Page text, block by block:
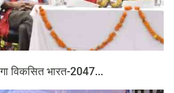
विकसित भारत-2047...